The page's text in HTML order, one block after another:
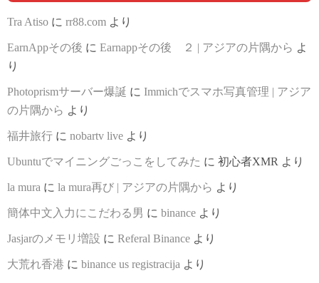
Tra Atiso に rr88.com より
EarnAppその後 に Earnappその後 ２ | アジアの片隅から よ
り
Photoprismサーバー爆誕 に Immichでスマホ写真管理 | アジア
の片隅から より
福井旅行 に nobartv live より
Ubuntuでマイニングごっこをしてみた に 初心者XMR より
la mura に la mura再び | アジアの片隅から より
簡体中文入力にこだわる男 に binance より
Jasjarのメモリ増設 に Referal Binance より
大荒れ香港 に binance us registracija より